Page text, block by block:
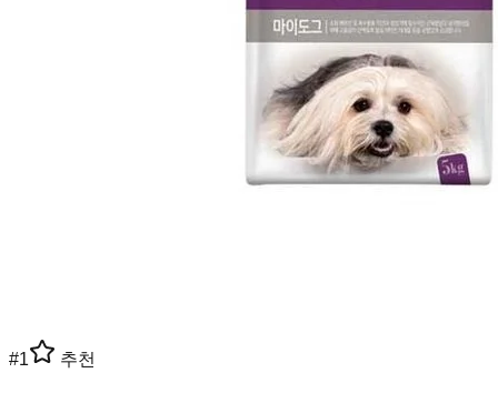
#1 추천